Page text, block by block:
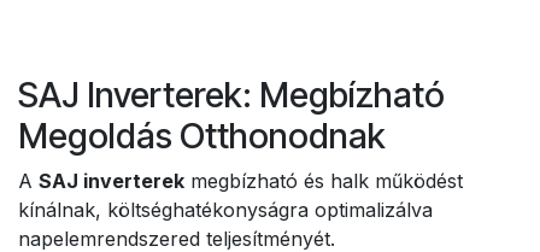
SAJ Inverterek: Megbízható
Megoldás Otthonodnak
A SAJ inverterek megbízható és halk működést
kínálnak, költséghatékonyságra optimalizálva
napelemrendszered teljesítményét.